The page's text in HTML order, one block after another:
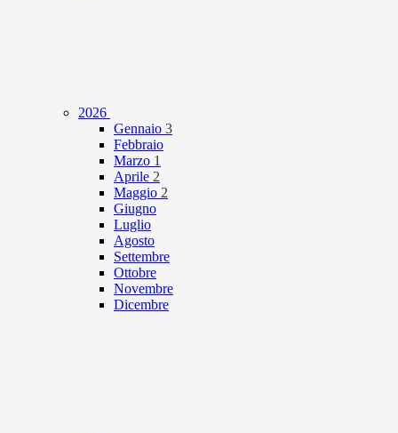
2026
Gennaio 3
Febbraio
Marzo 1
Aprile 2
Maggio 2
Giugno
Luglio
Agosto
Settembre
Ottobre
Novembre
Dicembre